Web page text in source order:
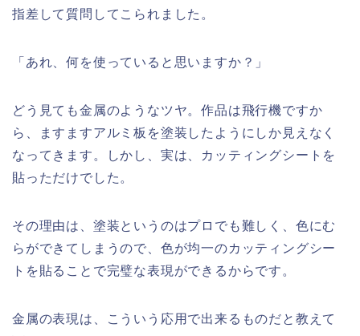
指差して質問してこられました。
「あれ、何を使っていると思いますか？」
どう見ても金属のようなツヤ。作品は飛行機ですか
ら、ますますアルミ板を塗装したようにしか見えなく
なってきます。しかし、実は、カッティングシートを
貼っただけでした。
その理由は、塗装というのはプロでも難しく、色にむ
らができてしまうので、色が均一のカッティングシー
トを貼ることで完璧な表現ができるからです。
金属の表現は、こういう応用で出来るものだと教えて